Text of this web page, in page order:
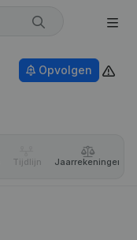
Opvolgen
Tijdlijn Jaar­rekeningen